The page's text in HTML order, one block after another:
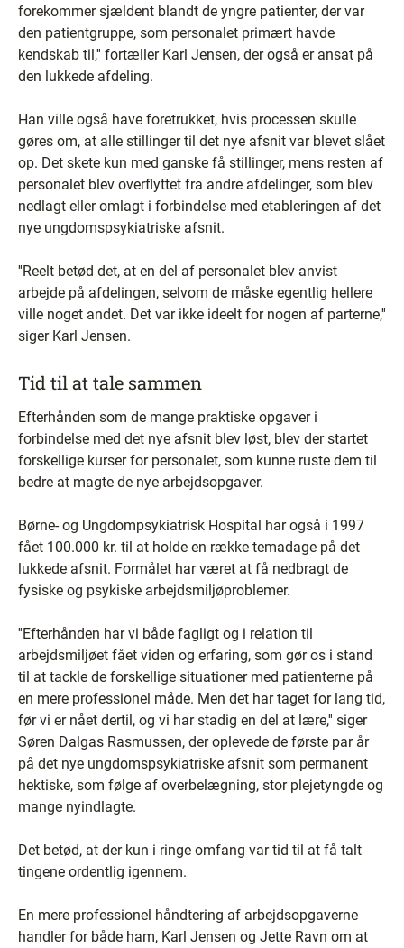
forekommer sjældent blandt de yngre patienter, der var
den patientgruppe, som personalet primært havde
kendskab til,'' fortæller Karl Jensen, der også er ansat på
den lukkede afdeling.
Han ville også have foretrukket, hvis processen skulle
gøres om, at alle stillinger til det nye afsnit var blevet slået
op. Det skete kun med ganske få stillinger, mens resten af
personalet blev overflyttet fra andre afdelinger, som blev
nedlagt eller omlagt i forbindelse med etableringen af det
nye ungdomspsykiatriske afsnit.
''Reelt betød det, at en del af personalet blev anvist
arbejde på afdelingen, selvom de måske egentlig hellere
ville noget andet. Det var ikke ideelt for nogen af parterne,''
siger Karl Jensen.
Tid til at tale sammen
Efterhånden som de mange praktiske opgaver i
forbindelse med det nye afsnit blev løst, blev der startet
forskellige kurser for personalet, som kunne ruste dem til
bedre at magte de nye arbejdsopgaver.
Børne- og Ungdompsykiatrisk Hospital har også i 1997
fået 100.000 kr. til at holde en række temadage på det
lukkede afsnit. Formålet har været at få nedbragt de
fysiske og psykiske arbejdsmiljøproblemer.
''Efterhånden har vi både fagligt og i relation til
arbejdsmiljøet fået viden og erfaring, som gør os i stand
til at tackle de forskellige situationer med patienterne på
en mere professionel måde. Men det har taget for lang tid,
før vi er nået dertil, og vi har stadig en del at lære,'' siger
Søren Dalgas Rasmussen, der oplevede de første par år
på det nye ungdomspsykiatriske afsnit som permanent
hektiske, som følge af overbelægning, stor plejetyngde og
mange nyindlagte.
Det betød, at der kun i ringe omfang var tid til at få talt
tingene ordentlig igennem.
En mere professionel håndtering af arbejdsopgaverne
handler for både ham, Karl Jensen og Jette Ravn om at